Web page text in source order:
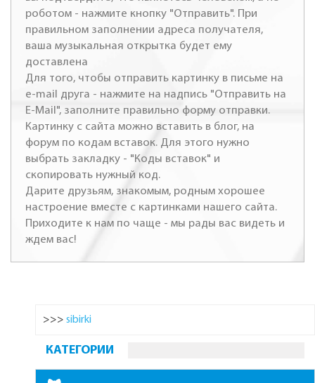
роботом - нажмите кнопку "Отправить". При
правильном заполнении адреса получателя,
ваша музыкальная открытка будет ему
доставлена
Для того, чтобы отправить картинку в письме на
e-mail друга - нажмите на надпись "Отправить на
E-Mail", заполните правильно форму отправки.
Картинку с сайта можно вставить в блог, на
форум по кодам вставок. Для этого нужно
выбрать закладку - "Коды вставок" и
скопировать нужный код.
Дарите друзьям, знакомым, родным хорошее
настроение вместе с картинками нашего сайта.
Приходите к нам по чаще - мы рады вас видеть и
ждем вас!
>>> sibirki
КАТЕГОРИИ